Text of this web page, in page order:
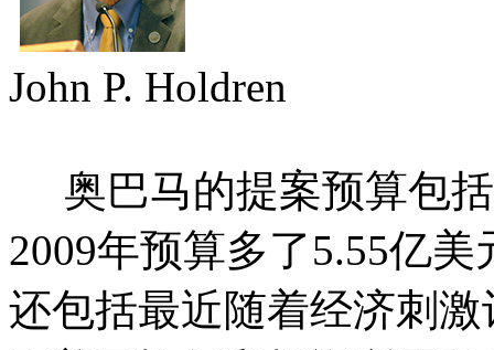
John P. Holdren
奥巴马的提案预算包括
2009年预算多了5.55亿美
还包括最近随着经济刺